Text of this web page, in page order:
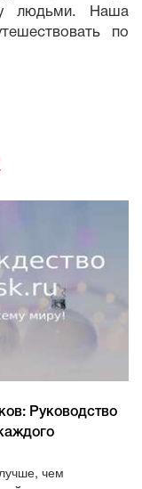
людьми. Наша
по
Руководство
чем